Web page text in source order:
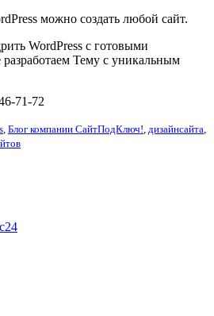
можно создать любой сайт.
WordPress с готовыми
Тему с уникальным
71-72
Блог компании СайтПодКлюч! дизайнсайта